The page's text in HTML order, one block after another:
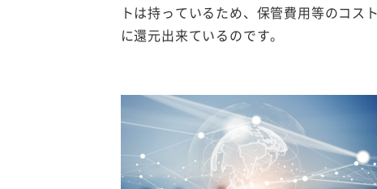
トは持っているため、保管費用等のコス
に還元出来ているのです。